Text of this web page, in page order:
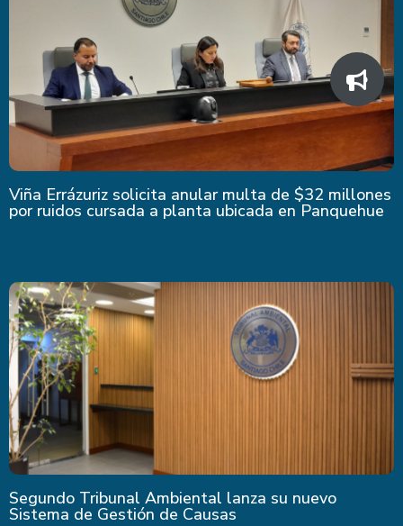
Viña Errázuriz solicita anular multa de $32 millones
por ruidos cursada a planta ubicada en Panquehue
Segundo Tribunal Ambiental lanza su nuevo
Sistema de Gestión de Causas